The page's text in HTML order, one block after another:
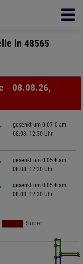
in 48565
- 08.08.26,
gesenkt um 0.07 € am
08.08. 12:30 Uhr
gesenkt um 0.05 € am
08.08. 12:30 Uhr
gesenkt um 0.05 € am
08.08. 12:30 Uhr